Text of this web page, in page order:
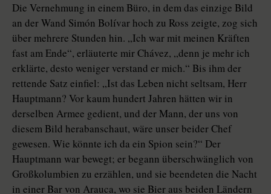
Die Vernehmung in einem Büro, in dem das einzige Bild
an der Wand Simón Bolívar hoch zu Ross zeigte, zog sich
über mehrere Stunden hin. „Ich war mit meinen Kräften
fast am Ende“, erläuterte mir Chávez, „denn je mehr ich
erklärte, desto weniger verstand er mich.“ Bis ihm der
rettende Satz einfiel: „Ist das Leben nicht seltsam, Herr
Hauptmann? Vor kaum hundert Jahren hätten wir in
derselben Armee gedient, und der Mann, der uns von
diesem Bild herabanschaut, wäre unser beider Chef
gewesen. Wie könnte ich da ein Spion sein?“ Der
Hauptmann war bewegt; er begann überschwänglich von
Großkolumbien zu erzählen, und sie beendeten die Nacht
in einer Bar von Arauca, wo sie Bier aus beiden Ländern